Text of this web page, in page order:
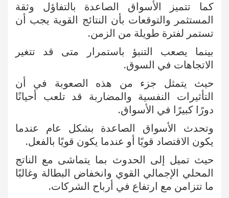
كما تتميز الأسواق الصاعدة بالتفاؤل وثقة
المستثمر والتوقعات بأن النتائج القوية يجب أن
تستمر لفترة طويلة من الزمن.
بينما يصعب التنبؤ باستمرار متى قد تتغير
الاتجاهات في السوق.
حيث يتمثل جزء من هذه الصعوبة في أن
التأثيرات النفسية والمضاربة قد تلعب أحيانًا
دورًا كبيرًا في الأسواق.
وتحدث الأسواق الصاعدة بشكل عام عندما
يكون الاقتصاد قويًا أو عندما يكون قويًا بالفعل.
حيث تميل إلى الحدوث بما يتماشى مع الناتج
المحلي الإجمالي القوي وانخفاض البطالة وغالبًا
ما تتزامن مع ارتفاع في أرباح الشركات.